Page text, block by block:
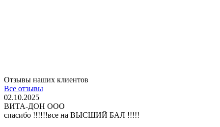
Отзывы наших клиентов
Все отзывы
02.10.2025
ВИТА-ДОН ООО
спасибо !!!!!!все на ВЫСШИЙ БАЛ !!!!!